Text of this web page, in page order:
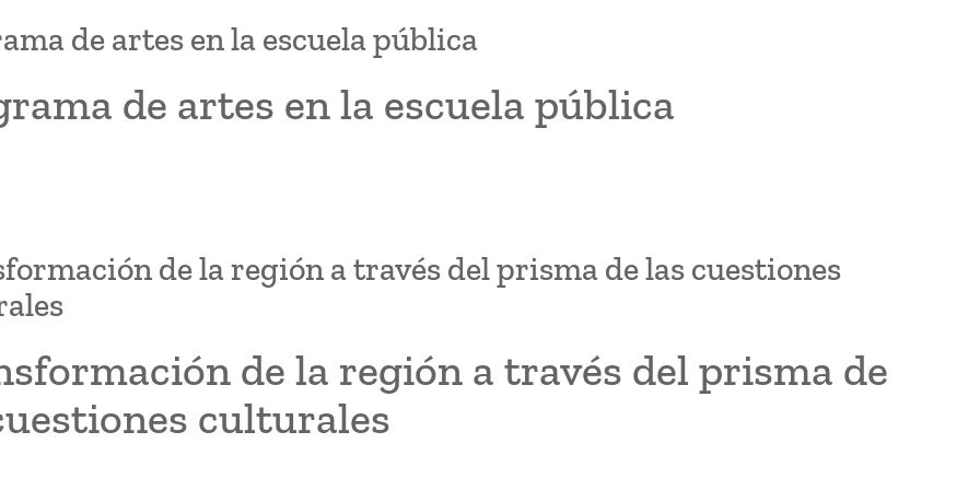
de artes en la escuela pública
de artes en la escuela pública
de la región a través del prisma de las cuestiones
de la región a través del prisma de
culturales